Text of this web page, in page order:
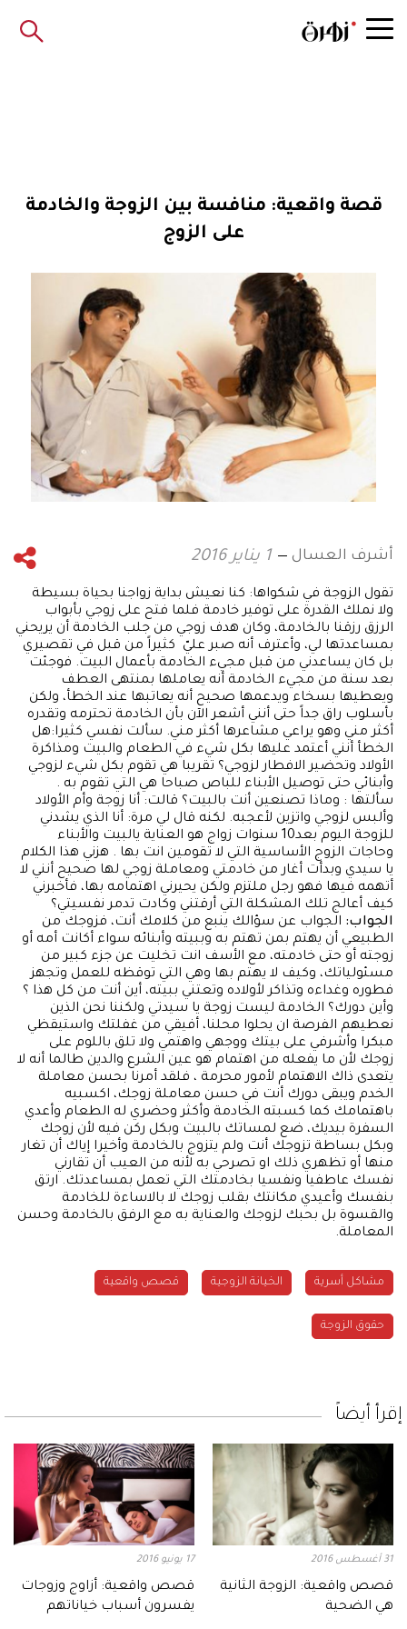
قصة واقعية: منافسة بين الزوجة والخادمة
على الزوج
أشرف العسال 1 يناير 2016
تقول الزوجة في شكواها: كنا نعيش بداية زواجنا بحياة بسيطة
ولا نملك القدرة على توفير خادمة فلما فتح على زوجي بأبواب
الرزق رزقنا بالخادمة، وكان هدف زوجي من جلب الخادمة أن يريحني
بمساعدتها لي، وأعترف أنه صبر عليّ كثيراً من قبل في تقصيري
بل كان يساعدني من قبل مجيء الخادمة بأعمال البيت. فوجئت
بعد سنة من مجيء الخادمة أنه يعاملها بمنتهى العطف
ويعطيها بسخاء ويدعمها صحيح أنه يعاتبها عند الخطأ، ولكن
بأسلوب راق جداً حتى أنني أشعر الآن بأن الخادمة تحترمه وتقدره
أكثر مني وهو يراعي مشاعرها أكثر مني. سألت نفسي كثيرا:هل
الخطأ أنني أعتمد عليها بكل شيء في الطعام والبيت ومذاكرة
الأولاد وتحضير الافطار لزوجي؟ تقريبا هي تقوم بكل شيء لزوجي
وأبنائي حتى توصيل الأبناء للباص صباحا هي التي تقوم به .
سألتها : وماذا تصنعين أنت بالبيت؟ قالت: أنا زوجة وأم الأولاد
وألبس لزوجي واتزين لأعجبه. لكنه قال لي مرة: أنا الذي يشدني
للزوجة اليوم بعد10 سنوات زواج هو العناية يالبيت والأبناء
وحاجات الزوج الأساسية التي لا تقومين انت بها . هزني هذا الكلام
يا سيدي وبدأت أغار من خادمتي ومعاملة زوجي لها صحيح أنني لا
أتهمه فيها فهو رجل ملتزم ولكن يحيرني اهتمامه بها، فأخبرني
كيف أعالج تلك المشكلة التي أرقتني وكادت تدمر نفسيتي؟
الجواب: الجواب عن سؤالك ينبع من كلامك أنت، فزوجك من
الطبيعي أن يهتم بمن تهتم به وببيته وأبنائه سواء أكانت أمه أو
زوجته أو حتى خادمته، مع الأسف انت تخليت عن جزء كبير من
مسئولياتك، وكيف لا يهتم بها وهي التي توقظه للعمل وتجهز
فطوره وغداءه وتذاكر لأولاده وتعتني ببيته، أين أنت من كل هذا ؟
وأين دورك؟ الخادمة ليست زوجة يا سيدتي ولكننا نحن الذين
نعطيهم الفرصة ان يحلوا محلنا، أفيقي من غفلتك واستيقظي
مبكرا وأشرفي على بيتك ووجهي واهتمي ولا تلق باللوم على
زوجك لأن ما يفعله من اهتمام هو عين الشرع والدين طالما أنه لا
يتعدى ذاك الاهتمام لأمور محرمة ، فلقد أمرنا بحسن معاملة
الخدم ويبقى دورك أنت في حسن معاملة زوجك، اكسبيه
باهتمامك كما كسبته الخادمة وأكثر وحضري له الطعام وأعدي
السفرة بيديك، ضع لمساتك بالبيت وبكل ركن فيه لأن زوجك
وبكل بساطة تزوجك أنت ولم يتزوج بالخادمة وأخيرا إياك أن تغار
منها أو تظهري ذلك او تصرحي به لأنه من العيب أن تقارني
نفسك عاطفيا ونفسيا بخادمتك التي تعمل بمساعدتك. ارتق
بنفسك وأعيدي مكانتك بقلب زوجك لا بالاساءة للخادمة
والقسوة بل بحبك لزوجك والعناية به مع الرفق بالخادمة وحسن
المعاملة.
مشاكل أسرية الخيانة الزوجية قصص واقعية
حقوق الزوجة
إقرأ أيضاً
31 أغسطس 2016
قصص واقعية: الزوجة الثانية
هي الضحية
17 يونيو 2016
قصص واقعية: أزاوج وزوجات
يفسرون أسباب خياناتهم